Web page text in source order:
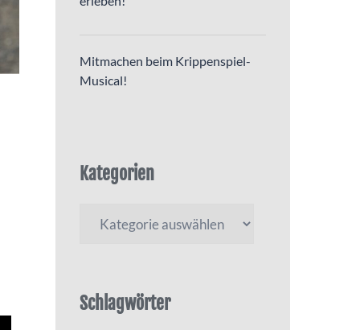
Mitmachen beim Krippenspiel-
Musical!
Kategorien
Schlagwörter